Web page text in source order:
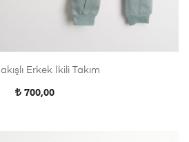
Erkek İkili Takım
700,00